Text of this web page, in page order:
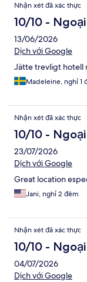
Nhận xét đã xác thực
10/10 -
13/06/2026
Dịch với Google
Jätte trevligt hotell
Madeleine, nghỉ 1
Nhận xét đã xác thực
10/10 -
23/07/2026
Dịch với Google
Great location
Jani, nghỉ 2 đêm
Nhận xét đã xác thực
10/10 -
04/07/2026
Dịch với Google